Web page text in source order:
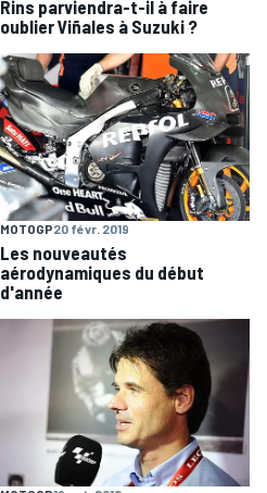
Rins parviendra-t-il à faire
oublier Viñales à Suzuki ?
MOTOGP20 févr. 2019
Les nouveautés
aérodynamiques du début
d'année